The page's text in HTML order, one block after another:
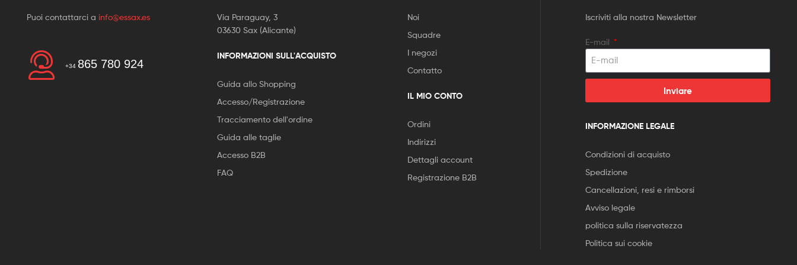
Puoi contattarci a info@essax.es
+34 865 780 924
Via Paraguay, 3
03630 Sax (Alicante)
INFORMAZIONI SULL'ACQUISTO
Guida allo Shopping
Accesso/Registrazione
Tracciamento dell'ordine
Guida alle taglie
Accesso B2B
FAQ
Noi
Squadre
I negozi
Contatto
IL MIO CONTO
Ordini
Indirizzi
Dettagli account
Registrazione B2B
Iscriviti alla nostra Newsletter
E-mail
Inviare
INFORMAZIONE LEGALE
Condizioni di acquisto
Spedizione
Cancellazioni, resi e rimborsi
Avviso legale
politica sulla riservatezza
Politica sui cookie